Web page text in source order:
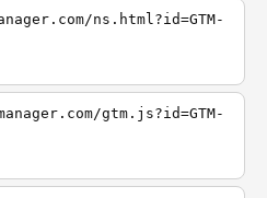
ns.html?id=GTM-
gtm.js?id=GTM-